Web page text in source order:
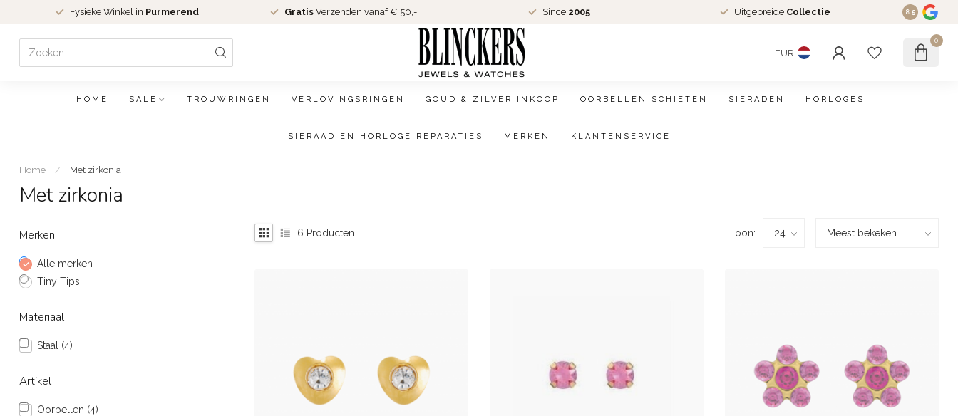
Fysieke Winkel in Purmerend GratisVerzenden vanaf € 50,- Since 2005 Uitgebreide Collectie 8.5
EUR
0
HOME SALE TROUWRINGEN VERLOVINGSRINGEN GOUD & ZILVER INKOOP OORBELLEN SCHIETEN SIERADEN HORLOGES
SIERAAD EN HORLOGE REPARATIES MERKEN KLANTENSERVICE
Home / Met zirkonia
Met zirkonia
Merken
Alle merken
Tiny Tips
Materiaal
Staal (4)
Artikel
Oorbellen (4)
6 Producten Toon: